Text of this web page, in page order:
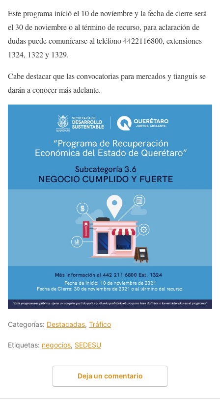
Este programa inició el 10 de noviembre y la fecha de cierre será
el 30 de noviembre o al término de recurso, para aclaración de
dudas puede comunicarse al teléfono 4422116800, extensiones
1324, 1322 y 1329.
Cabe destacar que las convocatorias para mercados y tianguis se
darán a conocer más adelante.
Categorías: Destacadas, Tráfico
Etiquetas: negocios, SEDESU
Deja un comentario